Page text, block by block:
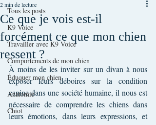
Tous les posts
K9 Voice
Travailler avec K9 Voice
Comportements de mon chien
Éduquer mon chien
Anatomie
Chiot
Ce que je vois est-il
forcément ce que mon chien
ressent ?
2 min de lecture
À moins de les inviter sur un divan à nous
exposer leurs déboires sur la condition
canine dans une société humaine, il nous est
nécessaire de comprendre les chiens dans
leurs émotions, dans leurs expressions, et